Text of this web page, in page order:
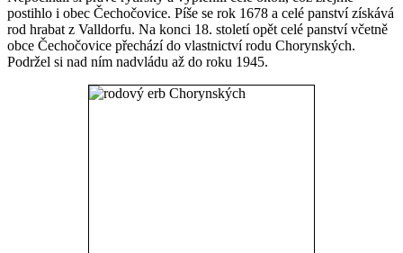
postihlo i obec Čechočovice. Píše se rok 1678 a celé panství získává
rod hrabat z Valldorfu. Na konci 18. století opět celé panství včetně
obce Čechočovice přechází do vlastnictví rodu Chorynských.
Podržel si nad ním nadvládu až do roku 1945.